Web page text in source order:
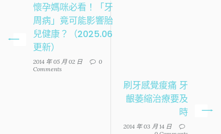
懷孕媽咪必看！「牙
周病」竟可能影響胎
兒健康？（2025.06
更新）
2014 年 05 月 02 日
0
Comments
刷牙感覺痠痛 牙
齦萎縮治療要及
時
2014 年 03 月 14 日